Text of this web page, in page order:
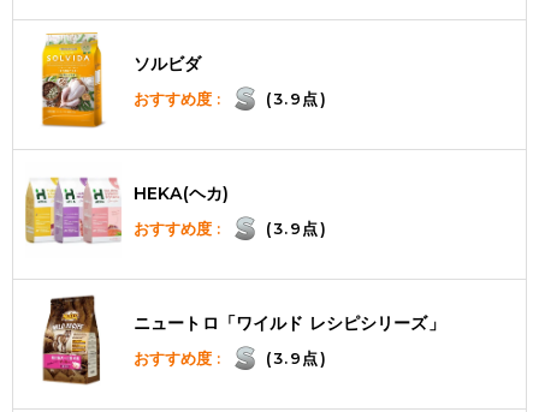
ソルビダ
おすすめ度 : (3.9点)
HEKA(ヘカ)
おすすめ度 : (3.9点)
ニュートロ「ワイルド レシピシリーズ」
おすすめ度 : (3.9点)